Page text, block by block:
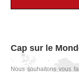
Cap sur le
Nous souhaitons vous